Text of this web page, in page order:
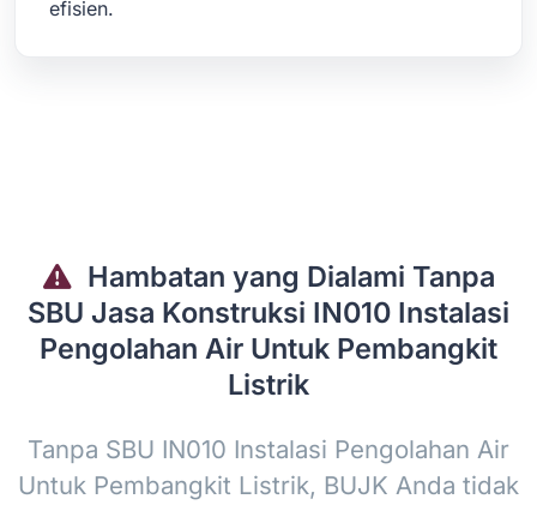
efisien.
Hambatan yang Dialami Tanpa
SBU Jasa Konstruksi IN010 Instalasi
Pengolahan Air Untuk Pembangkit
Listrik
Tanpa SBU IN010 Instalasi Pengolahan Air
Untuk Pembangkit Listrik, BUJK Anda tidak